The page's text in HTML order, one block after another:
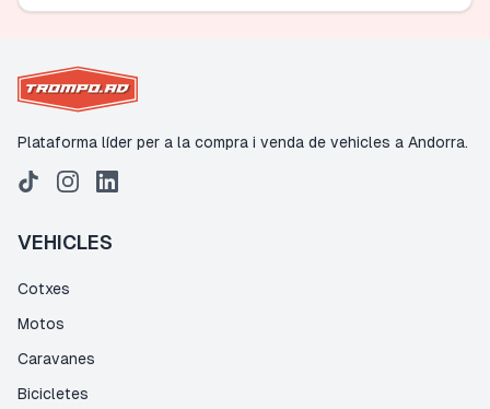
Plataforma líder per a la compra i venda de vehicles a Andorra.
VEHICLES
Cotxes
Motos
Caravanes
Bicicletes